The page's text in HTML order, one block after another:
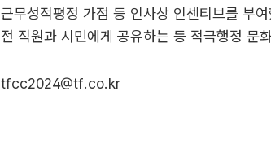
근무성적평정 가점 등 인사상 인센티브를 부
전 직원과 시민에게 공유하는 등 적극행정 문
tfcc2024@tf.co.kr